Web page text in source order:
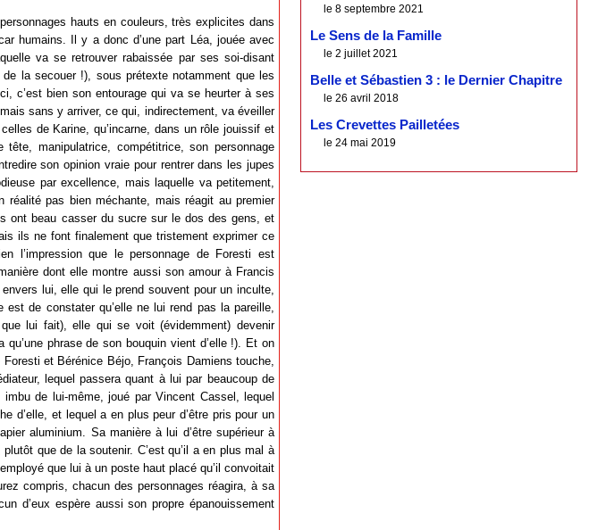
hauts en couleurs, très explicites dans
humains. Il y a donc d’une part Léa, jouée avec
va se retrouver rabaissée par ses soi-disant
la secouer !), sous prétexte notamment que les
c’est bien son entourage qui va se heurter à ses
sans y arriver, ce qui, indirectement, va éveiller
de Karine, qu’incarne, dans un rôle jouissif et
manipulatrice, compétitrice, son personnage
son opinion vraie pour rentrer dans les jupes
par excellence, mais laquelle va petitement,
réalité pas bien méchante, mais réagit au premier
ont beau casser du sucre sur le dos des gens, et
ils ne font finalement que tristement exprimer ce
l’impression que le personnage de Foresti est
dont elle montre aussi son amour à Francis
lui, elle qui le prend souvent pour un inculte,
est de constater qu’elle ne lui rend pas la pareille,
lui fait), elle qui se voit (évidemment) devenir
phrase de son bouquin vient d’elle !). Et on
et Bérénice Béjo, François Damiens touche,
lequel passera quant à lui par beaucoup de
de lui-même, joué par Vincent Cassel, lequel
d’elle, et lequel a en plus peur d’être pris pour un
aluminium. Sa manière à lui d’être supérieur à
que de la soutenir. C’est qu’il a en plus mal à
que lui à un poste haut placé qu’il convoitait
compris, chacun des personnages réagira, à sa
d’eux espère aussi son propre épanouissement
le 8 septembre 2021
Le Sens de la Famille
le 2 juillet 2021
Belle et Sébastien 3 : le Dernier Chapitre
le 26 avril 2018
Les Crevettes Pailletées
le 24 mai 2019